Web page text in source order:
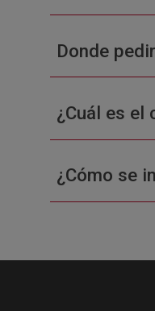
Donde
¿Cuál es
¿Cómo se